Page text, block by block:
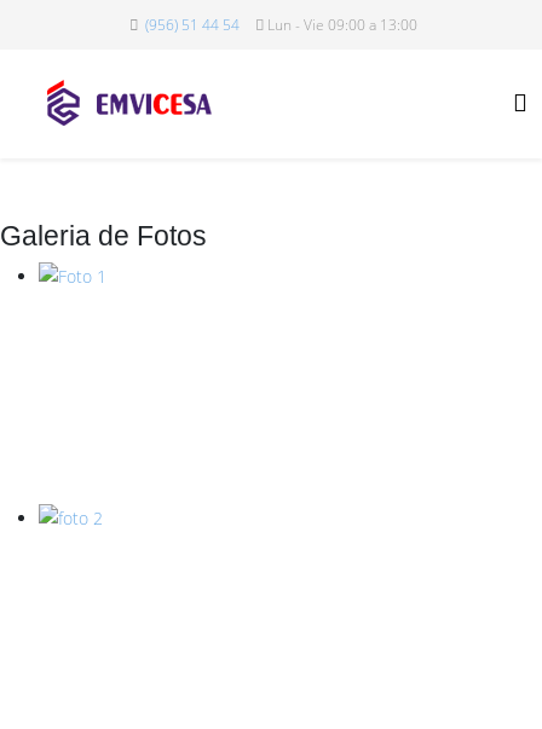
(956) 51 44 54 Lun - Vie 09:00 a 13:00
Galeria de Fotos